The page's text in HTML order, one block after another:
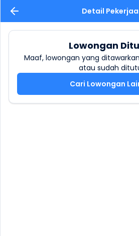
Detail
Lowongan
Maaf, lowongan yang
atau sudah
Cari Lowongan